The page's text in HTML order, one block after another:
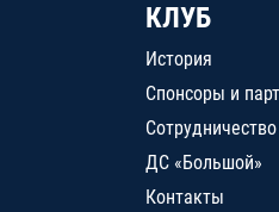
КЛУБ
История
Спонсоры и
Сотрудничество
ДС «Большой»
Контакты